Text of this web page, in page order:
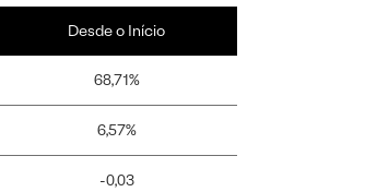
Desde o Início
68,71%
6,57%
-0,03